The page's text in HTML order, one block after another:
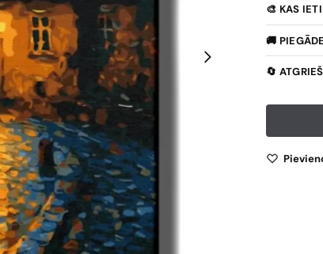
🎨 KAS
🚚
🔄